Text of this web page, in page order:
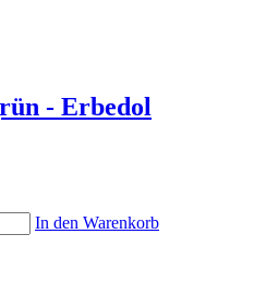
- Erbedol
In den Warenkorb